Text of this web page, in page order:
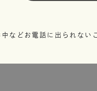
などお電話に出られない